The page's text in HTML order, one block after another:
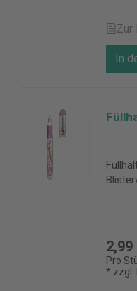
Zur
In
Pro
* zzgl.